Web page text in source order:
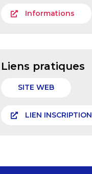
Informations
Liens pratiques
SITE WEB
LIEN INSCRIPTION